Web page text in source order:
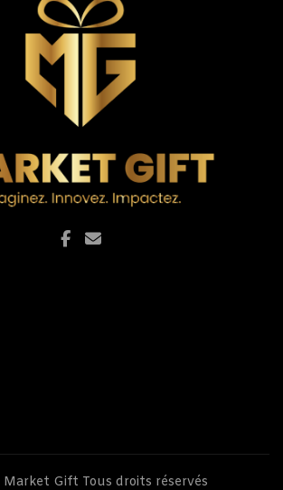
Market Gift Tous droits réservés